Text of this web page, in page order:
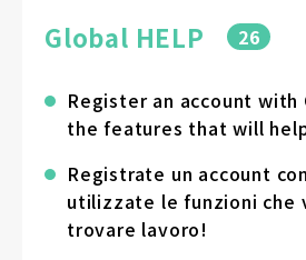
Global HELP 26
Register an account with
the features that will
Registrate un account
utilizzate le funzioni che
trovare lavoro!